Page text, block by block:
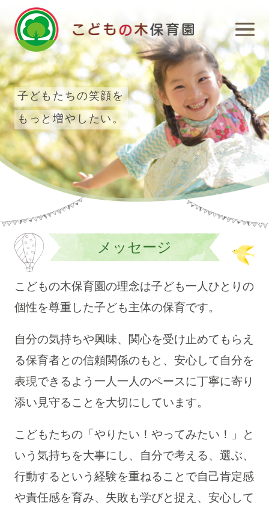
子どもたちの笑顔を
もっと増やしたい。
メッセージ
こどもの木保育園の理念は子ども一人ひとりの
個性を尊重した子ども主体の保育です。
自分の気持ちや興味、関心を受け止めてもらえ
る保育者との信頼関係のもと、安心して自分を
表現できるよう一人一人のペースに丁寧に寄り
添い見守ることを大切にしています。
こどもたちの「やりたい！やってみたい！」と
いう気持ちを大事にし、自分で考える、選ぶ、
行動するという経験を重ねることで自己肯定感
や責任感を育み、失敗も学びと捉え、安心して